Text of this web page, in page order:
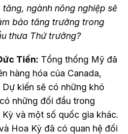
ngành nông nghiệp sẽ
bảo tăng trưởng trong
thưa Thứ trưởng?
Tiến: Tổng thống Mỹ đã
hàng hóa của Canada,
kiến sẽ có những khó
những đối đầu trong
và một số quốc gia khác.
Hoa Kỳ đã có quan hệ đối